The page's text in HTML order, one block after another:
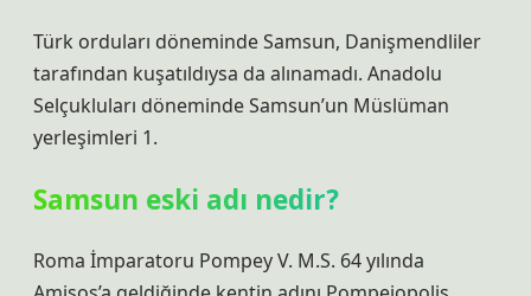
Türk orduları döneminde Samsun, Danişmendliler
tarafından kuşatıldıysa da alınamadı. Anadolu
Selçukluları döneminde Samsun’un Müslüman
yerleşimleri 1.
Samsun eski adı nedir?
Roma İmparatoru Pompey V. M.S. 64 yılında